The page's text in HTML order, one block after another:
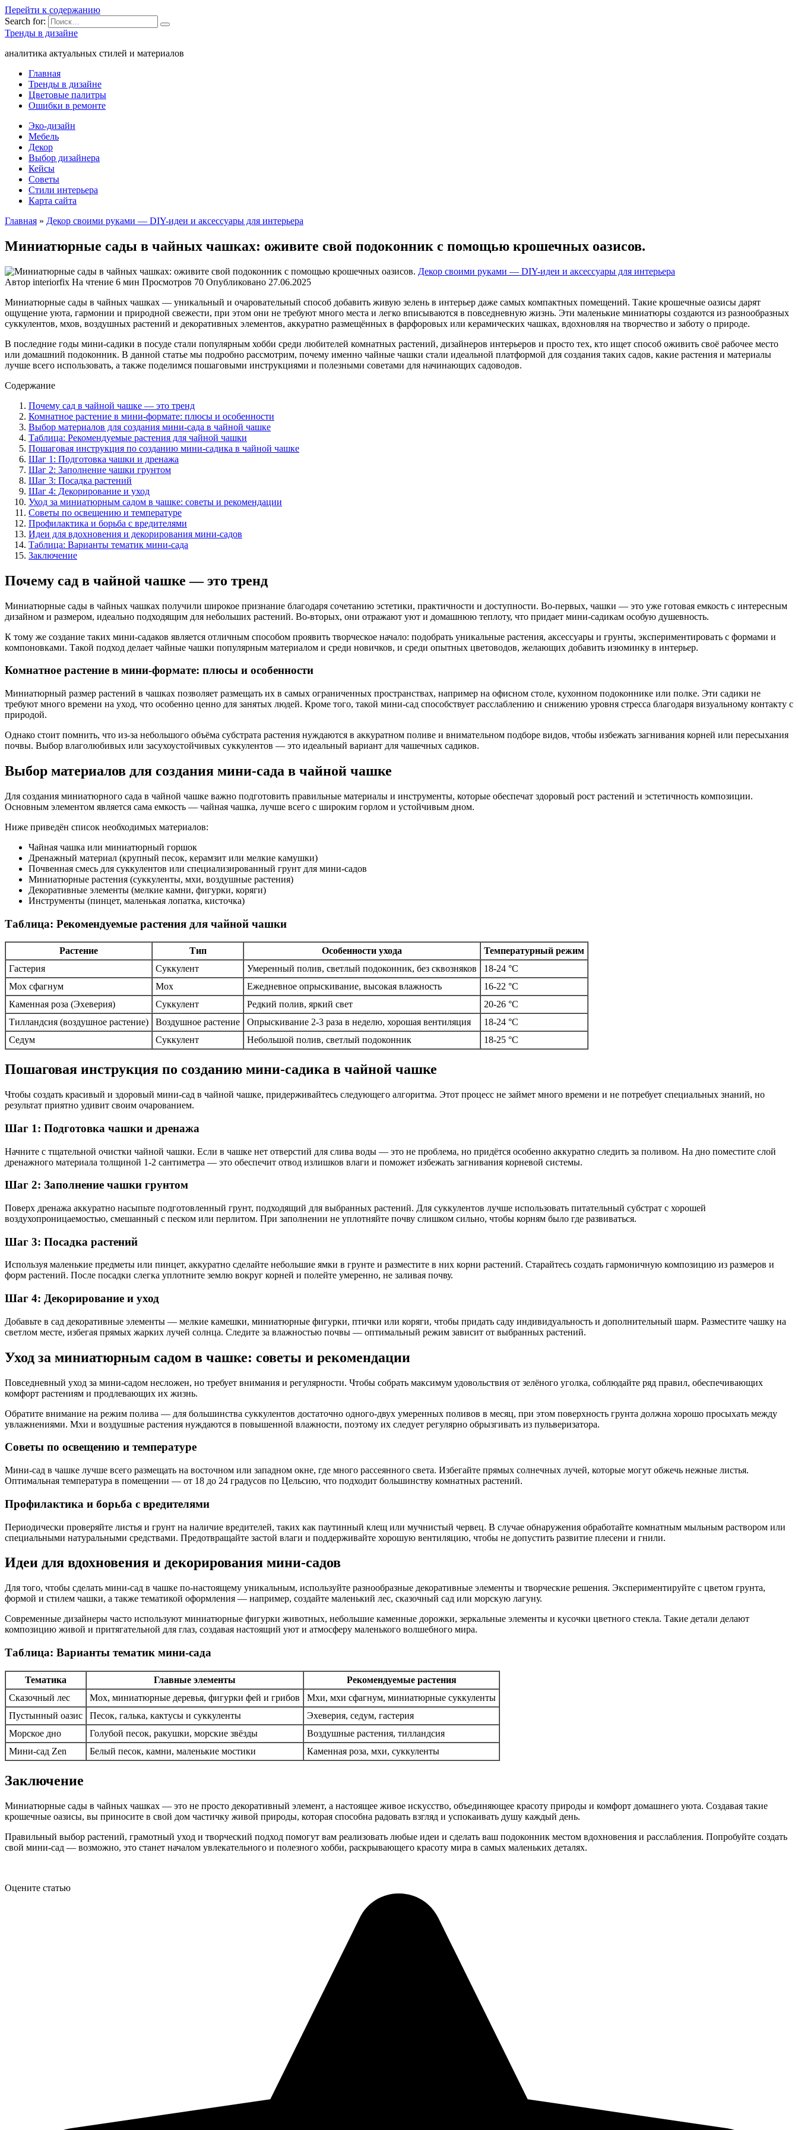
Перейти к содержанию
Search for:
Тренды в дизайне
аналитика актуальных стилей и материалов
Главная
Тренды в дизайне
Цветовые палитры
Ошибки в ремонте
Эко-дизайн
Мебель
Декор
Выбор дизайнера
Кейсы
Советы
Стили интерьера
Карта сайта
Главная » Декор своими руками — DIY-идеи и аксессуары для интерьера
Миниатюрные сады в чайных чашках: оживите свой подоконник с помощью крошечных оазисов.
Декор своими руками — DIY-идеи и аксессуары для интерьера
Автор interiorfix На чтение 6 мин Просмотров 70 Опубликовано 27.06.2025
Миниатюрные сады в чайных чашках — уникальный и очаровательный способ добавить живую зелень в интерьер даже самых компактных помещений. Такие крошечные оазисы дарят
ощущение уюта, гармонии и природной свежести, при этом они не требуют много места и легко вписываются в повседневную жизнь. Эти маленькие миниатюры создаются из разнообразных
суккулентов, мхов, воздушных растений и декоративных элементов, аккуратно размещённых в фарфоровых или керамических чашках, вдохновляя на творчество и заботу о природе.
В последние годы мини-садики в посуде стали популярным хобби среди любителей комнатных растений, дизайнеров интерьеров и просто тех, кто ищет способ оживить своё рабочее место
или домашний подоконник. В данной статье мы подробно рассмотрим, почему именно чайные чашки стали идеальной платформой для создания таких садов, какие растения и материалы
лучше всего использовать, а также поделимся пошаговыми инструкциями и полезными советами для начинающих садоводов.
Содержание
Почему сад в чайной чашке — это тренд
Комнатное растение в мини-формате: плюсы и особенности
Выбор материалов для создания мини-сада в чайной чашке
Таблица: Рекомендуемые растения для чайной чашки
Пошаговая инструкция по созданию мини-садика в чайной чашке
Шаг 1: Подготовка чашки и дренажа
Шаг 2: Заполнение чашки грунтом
Шаг 3: Посадка растений
Шаг 4: Декорирование и уход
Уход за миниатюрным садом в чашке: советы и рекомендации
Советы по освещению и температуре
Профилактика и борьба с вредителями
Идеи для вдохновения и декорирования мини-садов
Таблица: Варианты тематик мини-сада
Заключение
Почему сад в чайной чашке — это тренд
Миниатюрные сады в чайных чашках получили широкое признание благодаря сочетанию эстетики, практичности и доступности. Во-первых, чашки — это уже готовая емкость с интересным
дизайном и размером, идеально подходящим для небольших растений. Во-вторых, они отражают уют и домашнюю теплоту, что придает мини-садикам особую душевность.
К тому же создание таких мини-садаков является отличным способом проявить творческое начало: подобрать уникальные растения, аксессуары и грунты, экспериментировать с формами и
компоновками. Такой подход делает чайные чашки популярным материалом и среди новичков, и среди опытных цветоводов, желающих добавить изюминку в интерьер.
Комнатное растение в мини-формате: плюсы и особенности
Миниатюрный размер растений в чашках позволяет размещать их в самых ограниченных пространствах, например на офисном столе, кухонном подоконнике или полке. Эти садики не
требуют много времени на уход, что особенно ценно для занятых людей. Кроме того, такой мини-сад способствует расслаблению и снижению уровня стресса благодаря визуальному контакту с
природой.
Однако стоит помнить, что из-за небольшого объёма субстрата растения нуждаются в аккуратном поливе и внимательном подборе видов, чтобы избежать загнивания корней или пересыхания
почвы. Выбор влаголюбивых или засухоустойчивых суккулентов — это идеальный вариант для чашечных садиков.
Выбор материалов для создания мини-сада в чайной чашке
Для создания миниатюрного сада в чайной чашке важно подготовить правильные материалы и инструменты, которые обеспечат здоровый рост растений и эстетичность композиции.
Основным элементом является сама емкость — чайная чашка, лучше всего с широким горлом и устойчивым дном.
Ниже приведён список необходимых материалов:
Чайная чашка или миниатюрный горшок
Дренажный материал (крупный песок, керамзит или мелкие камушки)
Почвенная смесь для суккулентов или специализированный грунт для мини-садов
Миниатюрные растения (суккуленты, мхи, воздушные растения)
Декоративные элементы (мелкие камни, фигурки, коряги)
Инструменты (пинцет, маленькая лопатка, кисточка)
Таблица: Рекомендуемые растения для чайной чашки
Растение Тип Особенности ухода
Температурный режим
Гастерия
Суккулент Умеренный полив, светлый подоконник, без сквозняков
18-24 °C
Мох сфагнум
Мох Ежедневное опрыскивание, высокая влажность
16-22 °C
Каменная роза (Эхеверия)
Суккулент Редкий полив, яркий свет
20-26 °C
Тилландсия (воздушное растение)
Воздушное растение Опрыскивание 2-3 раза в неделю, хорошая вентиляция
18-24 °C
Седум
Суккулент Небольшой полив, светлый подоконник 18-25 °C
Пошаговая инструкция по созданию мини-садика в чайной чашке
Чтобы создать красивый и здоровый мини-сад в чайной чашке, придерживайтесь следующего алгоритма. Этот процесс не займет много времени и не потребует специальных знаний, но
результат приятно удивит своим очарованием.
Шаг 1: Подготовка чашки и дренажа
Начните с тщательной очистки чайной чашки. Если в чашке нет отверстий для слива воды — это не проблема, но придётся особенно аккуратно следить за поливом. На дно поместите слой
дренажного материала толщиной 1-2 сантиметра — это обеспечит отвод излишков влаги и поможет избежать загнивания корневой системы.
Шаг 2: Заполнение чашки грунтом
Поверх дренажа аккуратно насыпьте подготовленный грунт, подходящий для выбранных растений. Для суккулентов лучше использовать питательный субстрат с хорошей
воздухопроницаемостью, смешанный с песком или перлитом. При заполнении не уплотняйте почву слишком сильно, чтобы корням было где развиваться.
Шаг 3: Посадка растений
Используя маленькие предметы или пинцет, аккуратно сделайте небольшие ямки в грунте и разместите в них корни растений. Старайтесь создать гармоничную композицию из размеров и
форм растений. После посадки слегка уплотните землю вокруг корней и полейте умеренно, не заливая почву.
Шаг 4: Декорирование и уход
Добавьте в сад декоративные элементы — мелкие камешки, миниатюрные фигурки, птички или коряги, чтобы придать саду индивидуальность и дополнительный шарм. Разместите чашку на
светлом месте, избегая прямых жарких лучей солнца. Следите за влажностью почвы — оптимальный режим зависит от выбранных растений.
Уход за миниатюрным садом в чашке: советы и рекомендации
Повседневный уход за мини-садом несложен, но требует внимания и регулярности. Чтобы собрать максимум удовольствия от зелёного уголка, соблюдайте ряд правил, обеспечивающих
комфорт растениям и продлевающих их жизнь.
Обратите внимание на режим полива — для большинства суккулентов достаточно одного-двух умеренных поливов в месяц, при этом поверхность грунта должна хорошо просыхать между
увлажнениями. Мхи и воздушные растения нуждаются в повышенной влажности, поэтому их следует регулярно обрызгивать из пульверизатора.
Советы по освещению и температуре
Мини-сад в чашке лучше всего размещать на восточном или западном окне, где много рассеянного света. Избегайте прямых солнечных лучей, которые могут обжечь нежные листья.
Оптимальная температура в помещении — от 18 до 24 градусов по Цельсию, что подходит большинству комнатных растений.
Профилактика и борьба с вредителями
Периодически проверяйте листья и грунт на наличие вредителей, таких как паутинный клещ или мучнистый червец. В случае обнаружения обработайте комнатным мыльным раствором или
специальными натуральными средствами. Предотвращайте застой влаги и поддерживайте хорошую вентиляцию, чтобы не допустить развитие плесени и гнили.
Идеи для вдохновения и декорирования мини-садов
Для того, чтобы сделать мини-сад в чашке по-настоящему уникальным, используйте разнообразные декоративные элементы и творческие решения. Экспериментируйте с цветом грунта,
формой и стилем чашки, а также тематикой оформления — например, создайте маленький лес, сказочный сад или морскую лагуну.
Современные дизайнеры часто используют миниатюрные фигурки животных, небольшие каменные дорожки, зеркальные элементы и кусочки цветного стекла. Такие детали делают
композицию живой и притягательной для глаз, создавая настоящий уют и атмосферу маленького волшебного мира.
Таблица: Варианты тематик мини-сада
Тематика Главные элементы
Рекомендуемые растения
Сказочный лес
Мох, миниатюрные деревья, фигурки фей и грибов
Мхи, мхи сфагнум, миниатюрные суккуленты
Пустынный оазис
Песок, галька, кактусы и суккуленты
Эхеверия, седум, гастерия
Морское дно
Голубой песок, ракушки, морские звёзды
Воздушные растения, тилландсия
Мини-сад Zen
Белый песок, камни, маленькие мостики Каменная роза, мхи, суккуленты
Заключение
Миниатюрные сады в чайных чашках — это не просто декоративный элемент, а настоящее живое искусство, объединяющее красоту природы и комфорт домашнего уюта. Создавая такие
крошечные оазисы, вы приносите в свой дом частичку живой природы, которая способна радовать взгляд и успокаивать душу каждый день.
Правильный выбор растений, грамотный уход и творческий подход помогут вам реализовать любые идеи и сделать ваш подоконник местом вдохновения и расслабления. Попробуйте создать
свой мини-сад — возможно, это станет началом увлекательного и полезного хобби, раскрывающего красоту мира в самых маленьких деталях.
Оцените статью